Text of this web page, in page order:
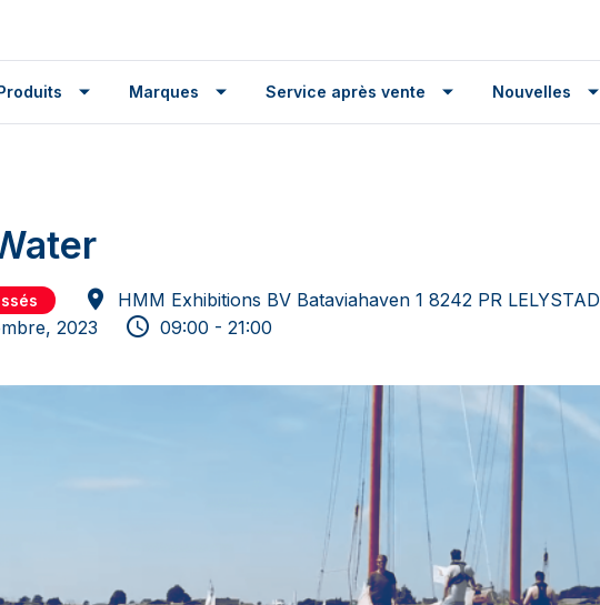
Marques Service après vente Nouvelles
HMM Exhibitions BV Bataviahaven 1 8242 PR LELYSTAD
2023
09:00 - 21:00